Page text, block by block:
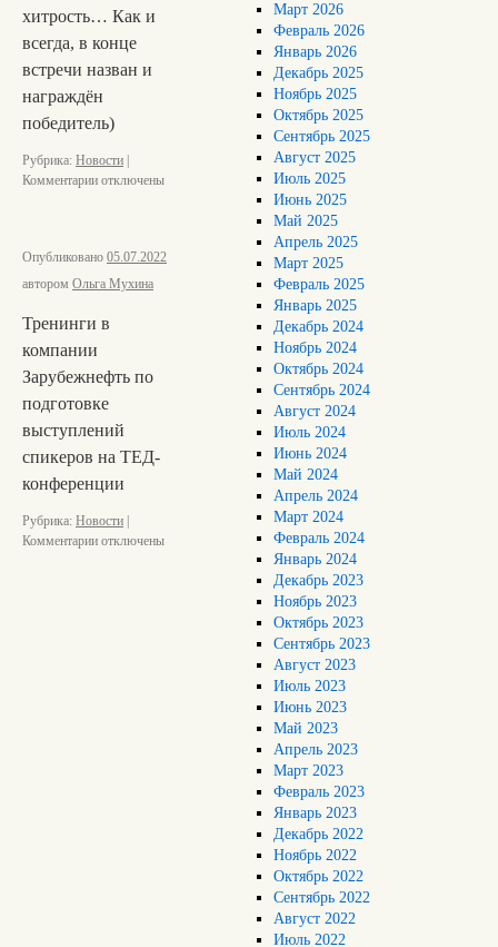
хитрость… Как и
всегда, в конце
встречи назван и
награждён
победитель)
Рубрика: Новости
Комментарии отключены
Опубликовано 05.07.2022
автором Ольга Мухина
Тренинги в
компании
Зарубежнефть по
подготовке
выступлений
спикеров на ТЕД-
конференции
Рубрика: Новости
Комментарии отключены
Март 2026
Февраль 2026
Январь 2026
Декабрь 2025
Ноябрь 2025
Октябрь 2025
Сентябрь 2025
Август 2025
Июль 2025
Июнь 2025
Май 2025
Апрель 2025
Март 2025
Февраль 2025
Январь 2025
Декабрь 2024
Ноябрь 2024
Октябрь 2024
Сентябрь 2024
Август 2024
Июль 2024
Июнь 2024
Май 2024
Апрель 2024
Март 2024
Февраль 2024
Январь 2024
Декабрь 2023
Ноябрь 2023
Октябрь 2023
Сентябрь 2023
Август 2023
Июль 2023
Июнь 2023
Май 2023
Апрель 2023
Март 2023
Февраль 2023
Январь 2023
Декабрь 2022
Ноябрь 2022
Октябрь 2022
Сентябрь 2022
Август 2022
Июль 2022